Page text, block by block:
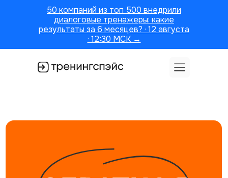
50 компаний из топ 500 внедрили
диалоговые тренажеры: какие
результаты за 6 месяцев? · 12 августа
· 12:30 МСК →